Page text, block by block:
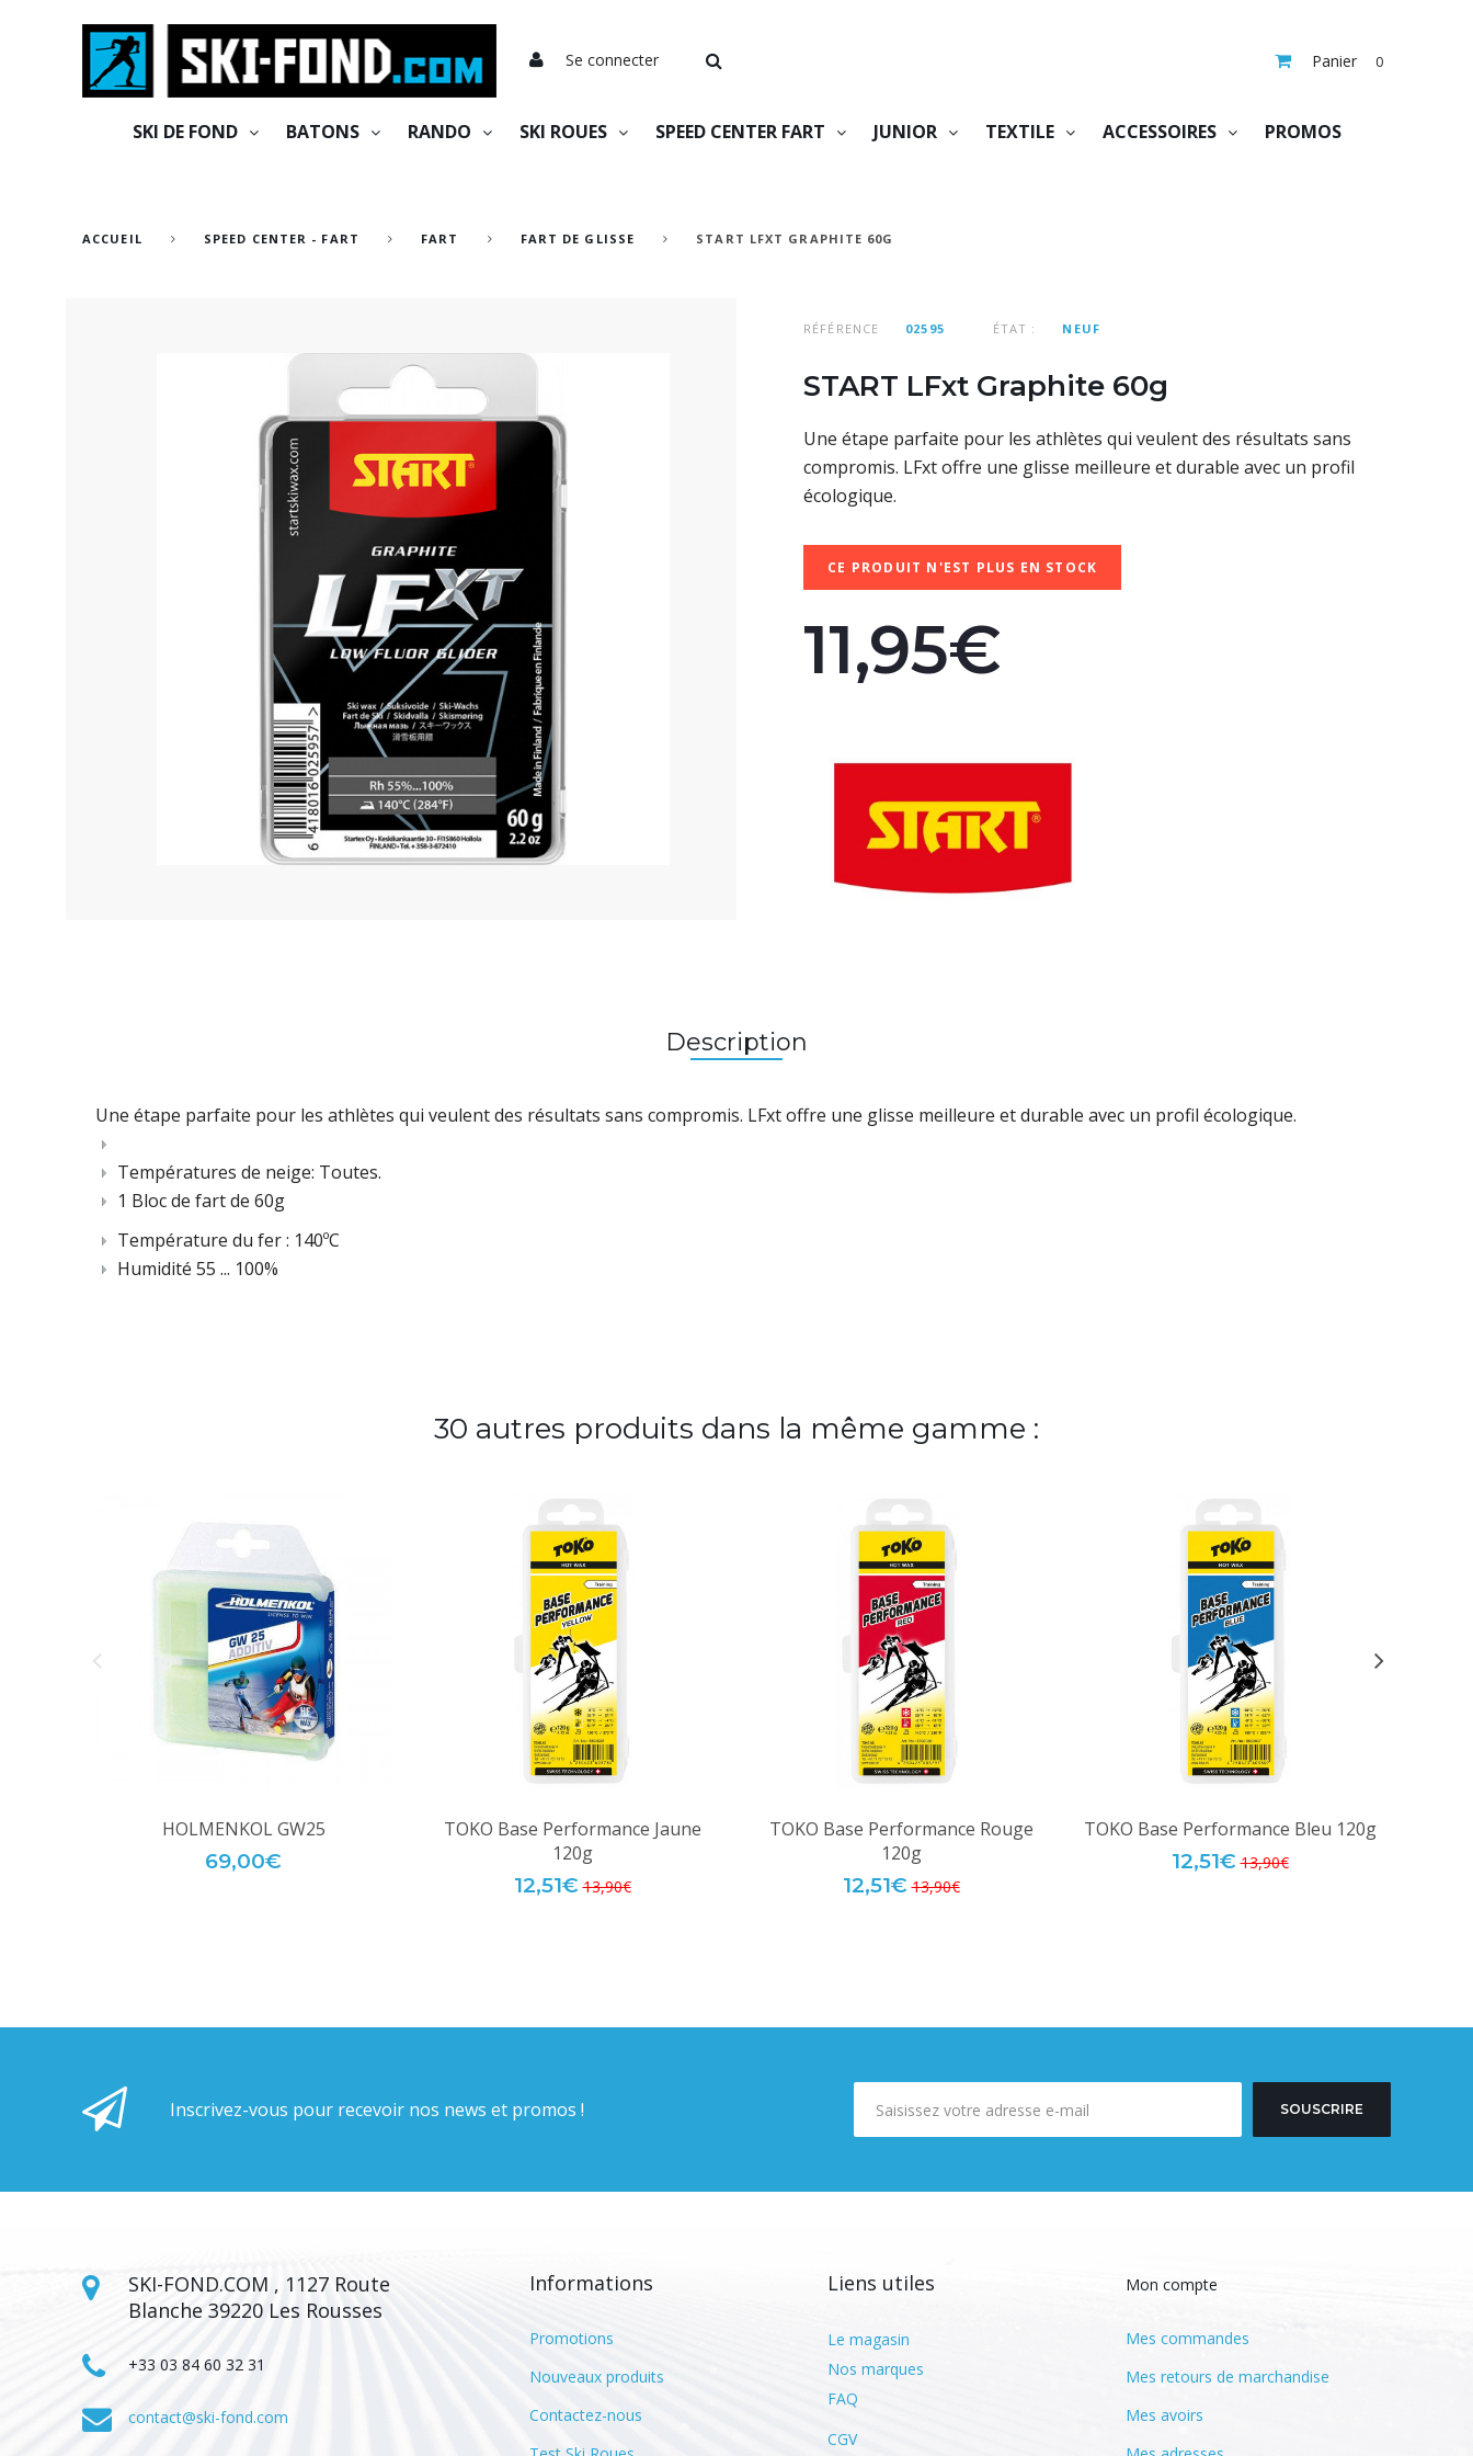
Se connecter Panier 0
SKI DE FOND BATONS RANDO SKI ROUES SPEED CENTER FART JUNIOR TEXTILE ACCESSOIRES PROMOS
ACCUEIL SPEED CENTER - FART FART FART DE GLISSE START LFXT GRAPHITE 60G
RÉFÉRENCE 02595 ÉTAT : NEUF
START LFxt Graphite 60g
Une étape parfaite pour les athlètes qui veulent des résultats sans
compromis. LFxt offre une glisse meilleure et durable avec un profil
écologique.
CE PRODUIT N'EST PLUS EN STOCK
11,95€
Description
Une étape parfaite pour les athlètes qui veulent des résultats sans compromis. LFxt offre une glisse meilleure et durable avec un profil écologique.
Températures de neige: Toutes.
1 Bloc de fart de 60g
Température du fer : 140ºC
Humidité 55 ... 100%
30 autres produits dans la même gamme :
HOLMENKOL GW25
69,00€
TOKO Base Performance Jaune
120g
12,51€ 13,90€
TOKO Base Performance Rouge
120g
12,51€ 13,90€
TOKO Base Performance Bleu 120g
12,51€ 13,90€
Inscrivez-vous pour recevoir nos news et promos ! SOUSCRIRE
SKI-FOND.COM , 1127 Route
Blanche 39220 Les Rousses
+33 03 84 60 32 31
contact@ski-fond.com
Informations
Promotions
Nouveaux produits
Contactez-nous
Liens utiles
Le magasin
Nos marques
FAQ
CGV
Mon compte
Mes commandes
Mes retours de marchandise
Mes avoirs